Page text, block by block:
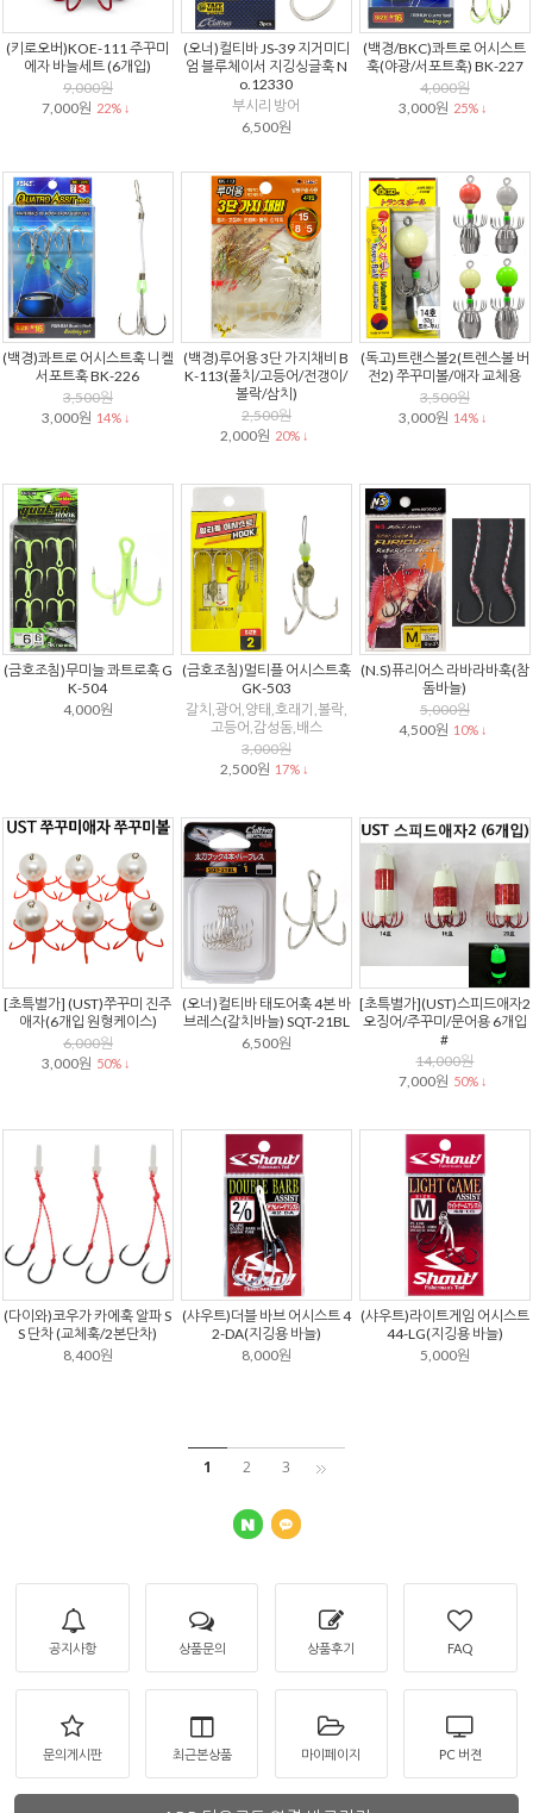
(키로오버)KOE-111 주꾸미
에자 바늘세트 (6개입)
9,000원
7,000원 22% ↓
(오너)컬티바 JS-39 지거미디
엄 블루체이서 지깅싱글훅 N
o.12330
부시리 방어
6,500원
(백경/BKC)콰트로 어시스트
훅(야광/서포트훅) BK-227
4,000원
3,000원 25% ↓
(백경)콰트로 어시스트훅 니켈
서포트훅 BK-226
3,500원
3,000원 14% ↓
(백경)루어용 3단 가지채비 B
K-113(풀치/고등어/전갱이/
볼락/삼치)
2,500원
2,000원 20% ↓
(독고)트랜스볼2(트렌스볼 버
전2) 쭈꾸미볼/애자 교체용
3,500원
3,000원 14% ↓
(금호조침)무미늘 콰트로훅 G
K-504
4,000원
(금호조침)멀티플 어시스트훅
GK-503
갈치,광어,양태,호래기,볼락,
고등어,감성돔,배스
3,000원
2,500원 17% ↓
(N.S)퓨리어스 라바라바훅(참
돔바늘)
5,000원
4,500원 10% ↓
[초특별가] (UST)쭈꾸미 진주
애자(6개입 원형케이스)
6,000원
3,000원 50% ↓
(오너)컬티바 태도어훅 4본 바
브레스(갈치바늘) SQT-21BL
6,500원
[초특별가](UST)스피드애자2
오징어/주꾸미/문어용 6개입
#
14,000원
7,000원 50% ↓
(다이와)코우가 카에훅 알파 S
S 단차 (교체훅/2본단차)
8,400원
(샤우트)더블 바브 어시스트 4
2-DA(지깅용 바늘)
8,000원
(샤우트)라이트게임 어시스트
44-LG(지깅용 바늘)
5,000원
1 2 3
공지사항 상품문의 상품후기 FAQ
문의게시판 최근본상품 마이페이지 PC 버젼